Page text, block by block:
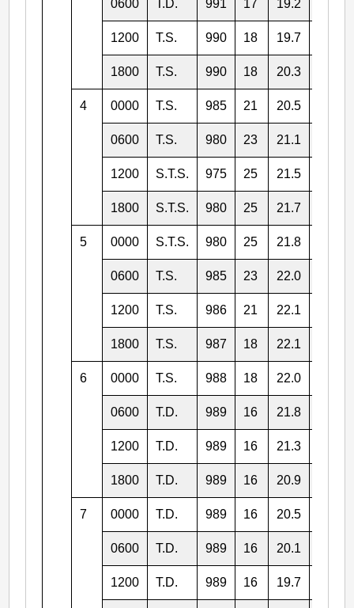
0600 T.D. 991 17 19.2
1200 T.S. 990 18 19.7
1800 T.S. 990 18 20.3
4 0000 T.S. 985 21 20.5
0600 T.S. 980 23 21.1
1200 S.T.S. 975 25 21.5
1800 S.T.S. 980 25 21.7
5 0000 S.T.S. 980 25 21.8
0600 T.S. 985 23 22.0
1200 T.S. 986 21 22.1
1800 T.S. 987 18 22.1
6 0000 T.S. 988 18 22.0
0600 T.D. 989 16 21.8
1200 T.D. 989 16 21.3
1800 T.D. 989 16 20.9
7 0000 T.D. 989 16 20.5
0600 T.D. 989 16 20.1
1200 T.D. 989 16 19.7